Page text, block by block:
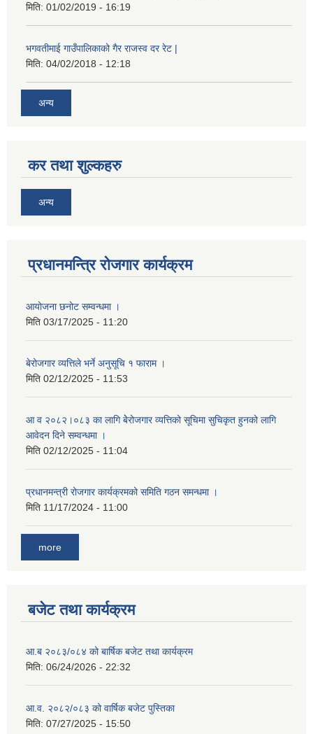
मिति: 01/02/2019 - 16:19
भगवतीमाई गाउँपालिकाको गैर राजस्व दर रेट |
मिति: 04/02/2018 - 12:18
अन्य
कर तथा शुल्कहरु
अन्य
प्रधानमन्त्रि रोजगार कार्यक्रम
आयोजना छनोट सम्वन्धमा ।
मिति 03/17/2025 - 11:20
बेरोजगार व्यत्तिले भर्ने अनुसूचि १ फाराम ।
मिति 02/12/2025 - 11:53
आ व २०८२।०८३ का लागि बेेरोजगार व्यत्तिको सूचिमा सुचिकृत हुनको लागि
आवेदन दिने सम्वन्धमा ।
मिति 02/12/2025 - 11:04
प्रधानमन्त्री रोजगार कार्यक्रमको समिति गठन समन्धमा ।
मिति 11/17/2024 - 11:00
more
बजेट तथा कार्यक्रम
आ.ब २०८३/०८४ को बार्षिक बजेट तथा कार्यक्रम
मिति: 06/24/2026 - 22:32
आ.व. २०८२/०८३ को वार्षिक बजेट पुस्तिका
मिति: 07/27/2025 - 15:50